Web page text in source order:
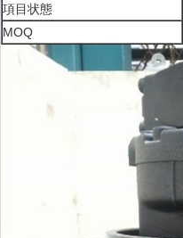
項目状態
MOQ